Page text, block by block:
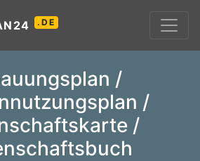
.DE
/
/
/